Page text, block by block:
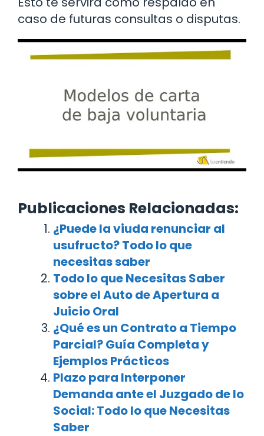
caso de futuras consultas o disputas.
Publicaciones Relacionadas:
¿Puede la viuda renunciar al
usufructo? Todo lo que
necesitas saber
Todo lo que Necesitas Saber
sobre el Auto de Apertura a
Juicio Oral
¿Qué es un Contrato a Tiempo
Parcial? Guía Completa y
Ejemplos Prácticos
Plazo para Interponer
Demanda ante el Juzgado de lo
Social: Todo lo que Necesitas
Saber